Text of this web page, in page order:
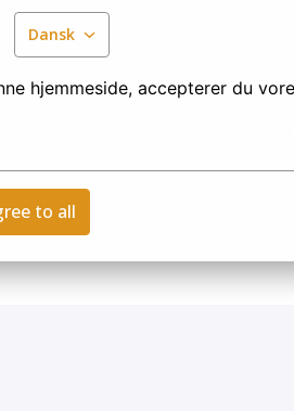
Dansk
hjemmeside, accepterer du
to all
digitale Bewerbung – am besten
per Post leider nicht